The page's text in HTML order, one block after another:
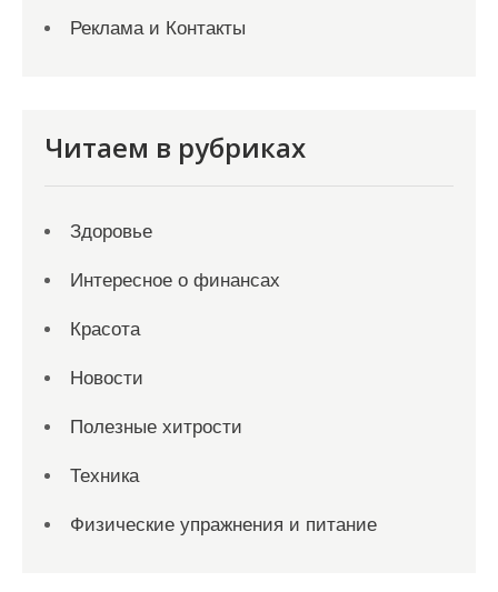
Реклама и Контакты
Читаем в рубриках
Здоровье
Интересное о финансах
Красота
Новости
Полезные хитрости
Техника
Физические упражнения и питание